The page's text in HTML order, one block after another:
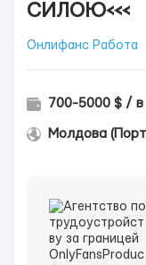
СИЛОЮ<<<
Онлифанс Работа
700-5000 $ / в
Молдова